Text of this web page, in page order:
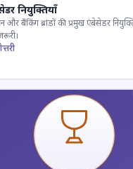
नियुक्तियाँ
बैंकिंग ब्रांडों की प्रमुख एंबेसेडर